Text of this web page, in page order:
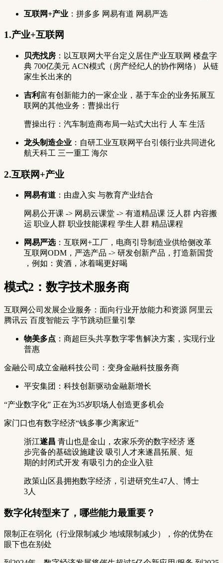
互联网+产业 ：拼多多 网易有道 网易严选
1.产业+互联网
贝壳找房 ：以互联网大平台定义居住产业互联网 楼盘字
典 700亿美元 ACN模式（房产经纪人的协作网络） 从链
家生长出来的
吉利富有创新能力的一家企业，基于车企的业务拓展互
联网的其他业务：曹操出行
曹操出行：汽车制造商布局一站式大出行 人 车 生活
龙头制造企业 ：自研工业互联网平台引领行业共同进化
航天科工 三一重工 海尔
2.互联网+产业
网易有道 ：由虚入实 与教育产业结合
网易公开课 -> 网易云课堂 -> 有道精品课 泛人群 内容搬
运 职业人群 职业技能课程 学生人群 精品课程
网易严选：互联网+工厂，电商引导制造业供给侧改革
互联网ODM，严选产品 -> 研发创新产品，打造新国货
，例如：黄酒，冰着喝更好喝
模式2：数字技术服务商
互联网公司发展企业服务：面向行业开放能力和资源 阿里云
腾讯云 百度智能云 字节跳动巨量引擎
物美多点 ：商超巨头共享数字零售解决方案，实现行业
普惠
金融公司成立金融科技公司：变身金融科技服务商
平安集团：科技创新驱动金融新增长
“产业数字化” 正在为35岁职场人创造更多机会
家门口也有数字经济“钱多事少离家近”
浙江遂昌 青山也是金山，农家乐旁的数字经济 逐
步完备的基础设施建设 吸引人才来遂昌拓展、短
期的封闭式开发 有吸引力的企业入驻
政策山区县拥抱数字经济，引进研究生47人、博士
3人
数字化转型来了，哪些能力最重要？
限制正在弱化（行业限制减少 地域限制减少），你的优势在
眼下也在别处